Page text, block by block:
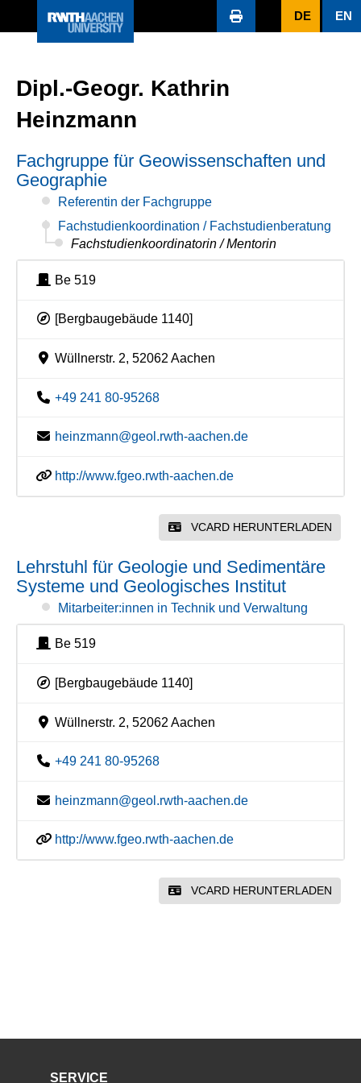
DE EN
Dipl.-Geogr. Kathrin
Heinzmann
Fachgruppe für Geowissenschaften und
Geographie
Referentin der Fachgruppe
Fachstudienkoordination / Fachstudienberatung
Fachstudienkoordinatorin / Mentorin
Be 519
[Bergbaugebäude 1140]
Wüllnerstr. 2, 52062 Aachen
+49 241 80-95268
heinzmann@geol.rwth-aachen.de
http://www.fgeo.rwth-aachen.de
VCARD HERUNTERLADEN
Lehrstuhl für Geologie und Sedimentäre
Systeme und Geologisches Institut
Mitarbeiter:innen in Technik und Verwaltung
Be 519
[Bergbaugebäude 1140]
Wüllnerstr. 2, 52062 Aachen
+49 241 80-95268
heinzmann@geol.rwth-aachen.de
http://www.fgeo.rwth-aachen.de
VCARD HERUNTERLADEN
SERVICE